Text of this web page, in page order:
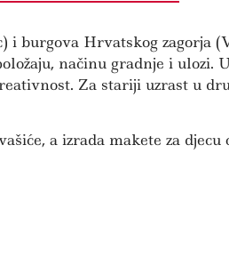
i burgova Hrvatskog zagorja
načinu gradnje i ulozi.
Za stariji uzrast u
a izrada makete za djecu